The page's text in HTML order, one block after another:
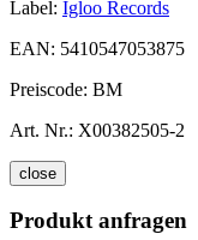
Label: Igloo Records
EAN: 5410547053875
Preiscode: BM
Art. Nr.: X00382505-2
close
Produkt anfragen